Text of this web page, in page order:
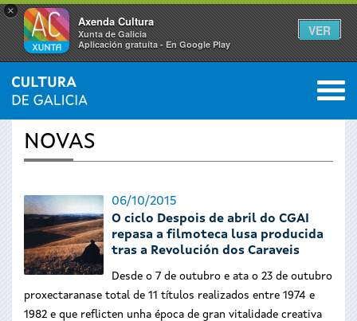
×
Axenda Cultura
Xunta de Galicia
Aplicación gratuíta - En Google Play
VER
Vostede
está
aquí
INICIO › ACTUALIDADE 0
NOVAS
06/10/2015
O ciclo Despois de abril do CGAI
repasa a filmoteca lusa producida
tras a Revolución dos Caraveis
Desde o 7 de outubro e ata o 23 de outubro
proxectaranase total de 11 títulos realizados entre 1974 e
1982 e que reflicten unha época de gran vitalidade creativa